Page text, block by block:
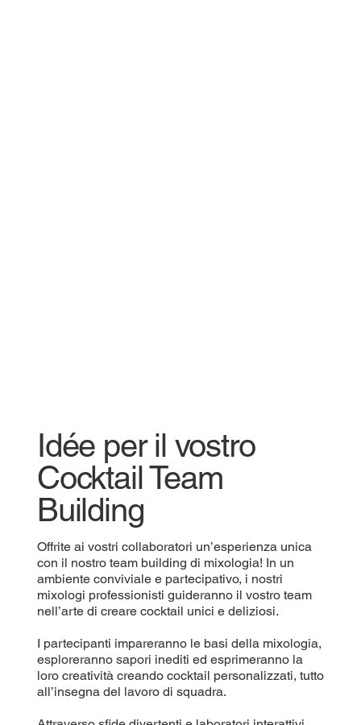
Idée per il vostro
Cocktail Team
Building
Offrite ai vostri collaboratori un’esperienza unica
con il nostro team building di mixologia! In un
ambiente conviviale e partecipativo, i nostri
mixologi professionisti guideranno il vostro team
nell’arte di creare cocktail unici e deliziosi.
I partecipanti impareranno le basi della mixologia,
esploreranno sapori inediti ed esprimeranno la
loro creatività creando cocktail personalizzati, tutto
all’insegna del lavoro di squadra.